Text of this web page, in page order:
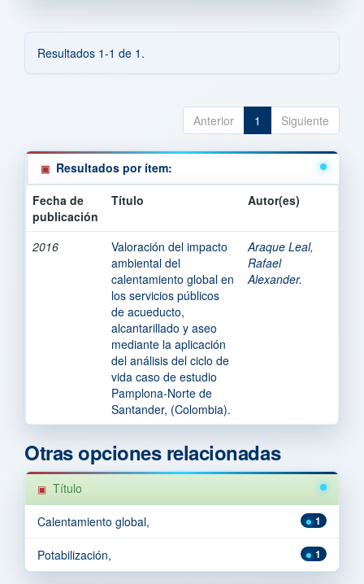
Resultados 1-1 de 1.
Anterior 1 Siguiente
Resultados por ítem:
Fecha de
publicación
Título Autor(es)
2016
Valoración del impacto
ambiental del
calentamiento global en
los servicios públicos
de acueducto,
alcantarillado y aseo
mediante la aplicación
del análisis del ciclo de
vida caso de estudio
Pamplona-Norte de
Santander, (Colombia).
Araque Leal,
Rafael
Alexander.
Otras opciones relacionadas
Título
1
Calentamiento global,
1
Potabilización,